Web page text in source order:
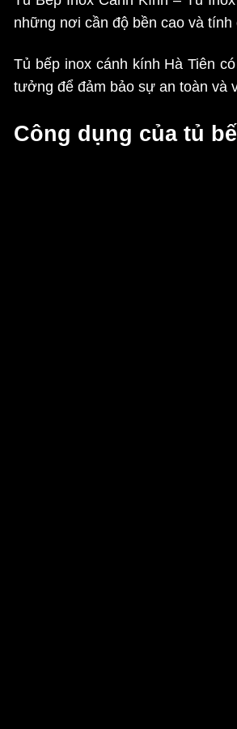
những nơi cần độ bền cao và tính
Tủ bếp inox cánh kính Hà Tiên
tưởng để đảm bảo sự an toàn và
Công dụng của tủ